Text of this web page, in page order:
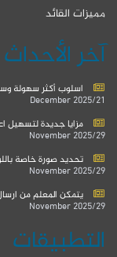
مميزات القائد
آخر الأحداث
اسلوب أكثر سهولة
2025/21 December
مزايا جديدة لتسهيل
2025/29 November
تحديد صورة خاصة
2025/29 November
يتمكن المعلم من
2025/29 November
التطبيقات